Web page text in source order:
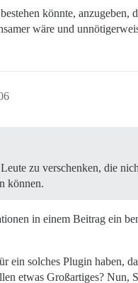
könnte,
wäre und
zu verschenken, die
können.
in einem Beitrag ein
solches Plugin haben,
etwas Großartiges? Nun,